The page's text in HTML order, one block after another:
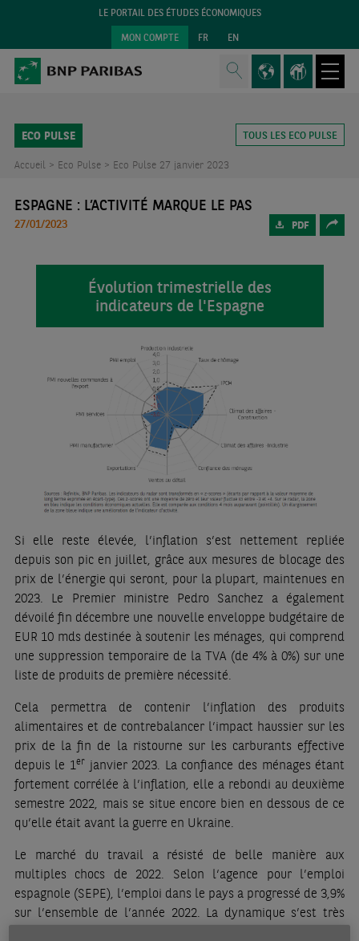
LE PORTAIL DES ÉTUDES ÉCONOMIQUES
MON COMPTE FR EN
ECO PULSE TOUS LES ECO PULSE
Accueil > Eco Pulse > Eco Pulse 27 janvier 2023
ESPAGNE : L’ACTIVITÉ MARQUE LE PAS
27/01/2023 PDF
Évolution trimestrielle des
indicateurs de l'Espagne
Si elle reste élevée, l’inflation s’est nettement repliée
depuis son pic en juillet, grâce aux mesures de blocage des
prix de l’énergie qui seront, pour la plupart, maintenues en
2023. Le Premier ministre Pedro Sanchez a également
dévoilé fin décembre une nouvelle enveloppe budgétaire de
EUR 10 mds destinée à soutenir les ménages, qui comprend
une suppression temporaire de la TVA (de 4% à 0%) sur une
liste de produits de première nécessité.
Cela permettra de contenir l’inflation des produits
alimentaires et de contrebalancer l’impact haussier sur les
prix de la fin de la ristourne sur les carburants effective
depuis le 1er janvier 2023. La confiance des ménages étant
fortement corrélée à l’inflation, elle a rebondi au deuxième
semestre 2022, mais se situe encore bien en dessous de ce
qu’elle était avant la guerre en Ukraine.
Le marché du travail a résisté de belle manière aux
multiples chocs de 2022. Selon l‘agence pour l’emploi
espagnole (SEPE), l’emploi dans le pays a progressé de 3,9%
sur l’ensemble de l’année 2022. La dynamique s’est très